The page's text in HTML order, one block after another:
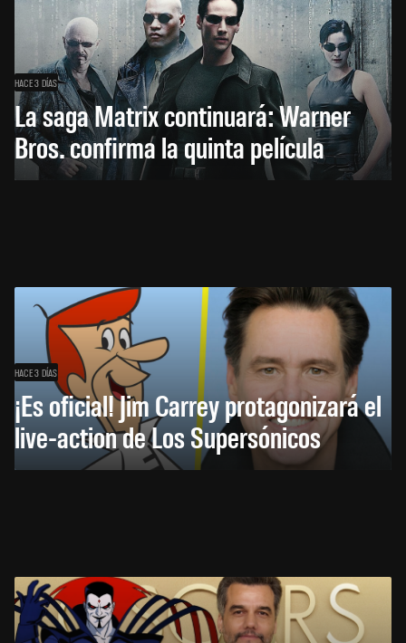
HACE 3 DÍAS
La saga Matrix continuará: Warner
Bros. confirma la quinta película
HACE 3 DÍAS
¡Es oficial! Jim Carrey protagonizará el
live-action de Los Supersónicos